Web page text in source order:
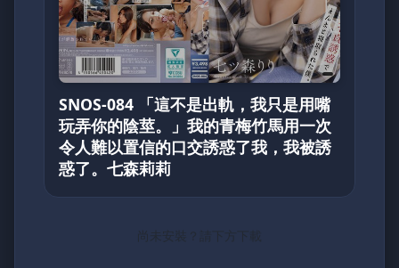
SNOS-084 「這不是出軌，我只是用嘴
玩弄你的陰莖。」我的青梅竹馬用一次
令人難以置信的口交誘惑了我，我被誘
惑了。七森莉莉
尚未安裝？請下方下載